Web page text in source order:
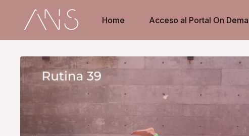
Home Acceso al Portal On